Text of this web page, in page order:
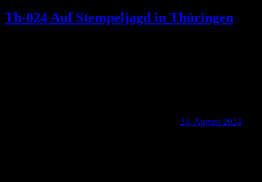
Th-024 Auf Stempeljagd in Thüringen
24. August 2024